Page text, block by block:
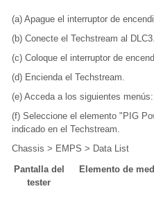
(a) Apague el interruptor de
(b) Conecte el Techstream al DLC3.
(c) Coloque el interruptor de
(d) Encienda el Techstream.
(e) Acceda a los siguientes
(f) Seleccione el elemento "PIG
indicado en el Techstream.
Chassis > EMPS > Data List
Pantalla del
tester
Elemento de